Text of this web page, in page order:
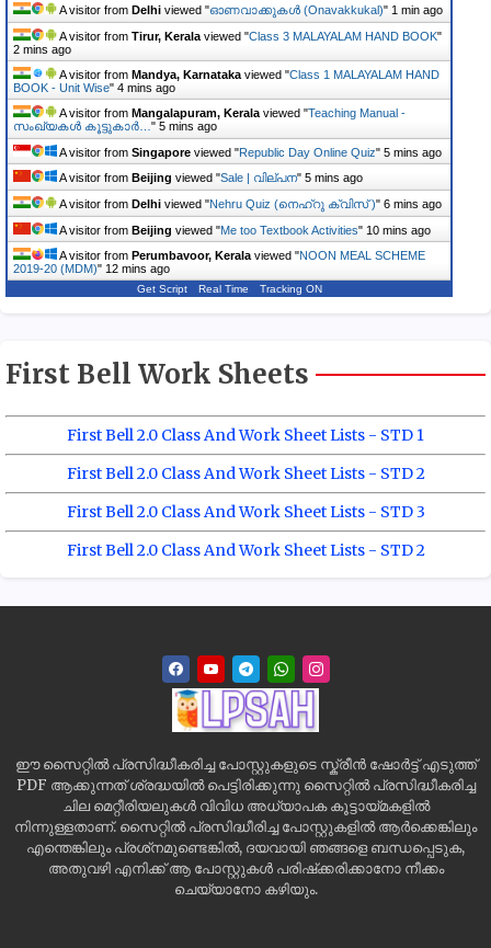
A visitor from Delhi viewed "ഓണവാക്കുകള്‍ (Onavakkukal)" 1 min ago
A visitor from Tirur, Kerala viewed "Class 3 MALAYALAM HAND BOOK"
2 mins ago
A visitor from Mandya, Karnataka viewed "Class 1 MALAYALAM HAND
BOOK - Unit Wise" 4 mins ago
A visitor from Mangalapuram, Kerala viewed "Teaching Manual -
സംഖ്യകൾ കൂട്ടുകാർ… " 5 mins ago
A visitor from Singapore viewed "Republic Day Online Quiz" 5 mins ago
A visitor from Beijing viewed "Sale | വില്പന" 5 mins ago
A visitor from Delhi viewed "Nehru Quiz (നെഹ്‌റു ക്വിസ് )" 6 mins ago
A visitor from Beijing viewed "Me too Textbook Activities" 10 mins ago
A visitor from Perumbavoor, Kerala viewed "NOON MEAL SCHEME
2019-20 (MDM)" 12 mins ago
Get Script Real Time Tracking ON
First Bell Work Sheets
First Bell 2.0 Class And Work Sheet Lists - STD 1
First Bell 2.0 Class And Work Sheet Lists - STD 2
First Bell 2.0 Class And Work Sheet Lists - STD 3
First Bell 2.0 Class And Work Sheet Lists - STD 2
ഈ സൈറ്റിൽ പ്രസിദ്ധീകരിച്ച പോസ്റ്റുകളുടെ സ്ക്രീൻ ഷോർട്ട് എടുത്ത്
PDF ആക്കുന്നത് ശ്രദ്ധയിൽ പെട്ടിരിക്കുന്നു സൈറ്റിൽ പ്രസിദ്ധീകരിച്ച
ചില മെറ്റീരിയലുകൾ വിവിധ അധ്യാപക കൂട്ടായ്മകളിൽ
നിന്നുള്ളതാണ്. സൈറ്റിൽ പ്രസിദ്ധീരിച്ച പോസ്റ്റുകളിൽ ആർക്കെങ്കിലും
എന്തെങ്കിലും പ്രശ്‌നമുണ്ടെങ്കിൽ, ദയവായി ഞങ്ങളെ ബന്ധപ്പെടുക,
അതുവഴി എനിക്ക് ആ പോസ്റ്റുകൾ പരിഷ്‌ക്കരിക്കാനോ നീക്കം
ചെയ്യാനോ കഴിയും.